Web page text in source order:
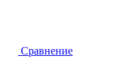
Сравнение